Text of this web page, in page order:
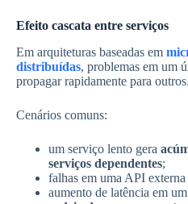
Efeito cascata entre serviços
Em arquiteturas baseadas em
distribuídas, problemas em um
propagar rapidamente para outros.
Cenários comuns:
um serviço lento gera
serviços dependentes;
falhas em uma API
aumento de latência em